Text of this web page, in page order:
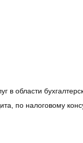
в области
по налоговому